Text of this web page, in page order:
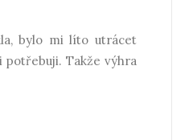
bylo mi líto utrácet
potřebuji. Takže výhra